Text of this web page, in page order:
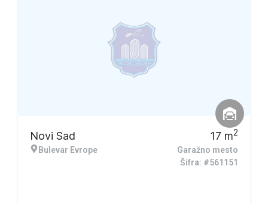
Novi Sad
Bulevar Evrope
17 m2
Garažno mesto
Šifra: #561151